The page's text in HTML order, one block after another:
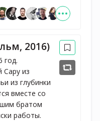
2016)
год.
Сару из
из глубинки
вместе со
братом
работы.